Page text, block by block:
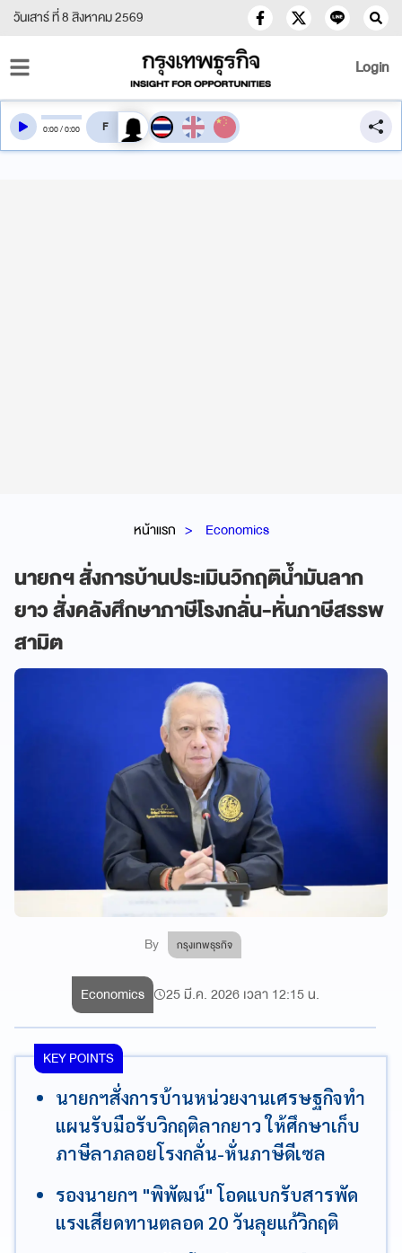
วันเสาร์ ที่ 8 สิงหาคม 2569
Login
หน้าแรก Economics
นายกฯ สั่งการบ้านประเมินวิกฤติน้ำมันลาก
ยาว สั่งคลังศึกษาภาษีโรงกลั่น-หั่นภาษีสรรพ
สามิต
By กรุงเทพธุรกิจ
0:00/0:00 สลับเสียงอ่าน
Economics 25 มี.ค. 2026 เวลา 12:15 น.
KEY POINTS
นายกฯสั่งการบ้านหน่วยงานเศรษฐกิจทำ
แผนรับมือรับวิกฤติลากยาว ให้ศึกษาเก็บ
ภาษีลาภลอยโรงกลั่น-หั่นภาษีดีเซล
รองนายกฯ "พิพัฒน์" โอดแบกรับสารพัด
แรงเสียดทานตลอด 20 วันลุยแก้วิกฤติ